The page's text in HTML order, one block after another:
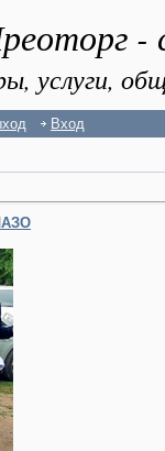
-
услуги,
Вход